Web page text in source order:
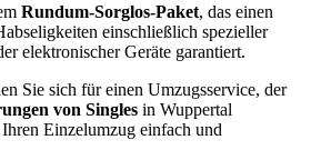
Rundum-Sorglos-Paket, das einen
einschließlich spezieller
elektronischer Geräte garantiert.
Sie sich für einen Umzugsservice, der
von Singles in Wuppertal
Einzelumzug einfach und